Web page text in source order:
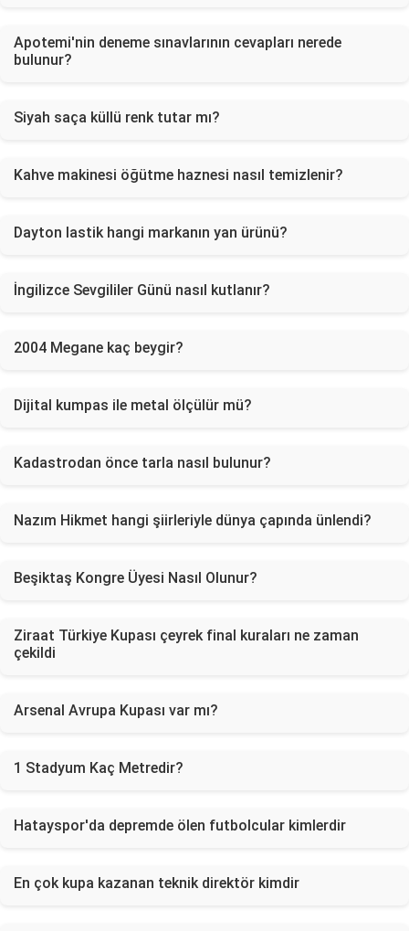
Apotemi'nin deneme sınavlarının cevapları nerede
bulunur?
Siyah saça küllü renk tutar mı?
Kahve makinesi öğütme haznesi nasıl temizlenir?
Dayton lastik hangi markanın yan ürünü?
İngilizce Sevgililer Günü nasıl kutlanır?
2004 Megane kaç beygir?
Dijital kumpas ile metal ölçülür mü?
Kadastrodan önce tarla nasıl bulunur?
Nazım Hikmet hangi şiirleriyle dünya çapında ünlendi?
Beşiktaş Kongre Üyesi Nasıl Olunur?
Ziraat Türkiye Kupası çeyrek final kuraları ne zaman
çekildi
Arsenal Avrupa Kupası var mı?
1 Stadyum Kaç Metredir?
Hatayspor'da depremde ölen futbolcular kimlerdir
En çok kupa kazanan teknik direktör kimdir